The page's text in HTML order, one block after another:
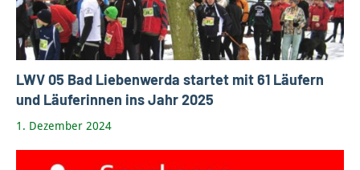
LWV 05 Bad Liebenwerda startet mit 61 Läufern
und Läuferinnen ins Jahr 2025
1. Dezember 2024